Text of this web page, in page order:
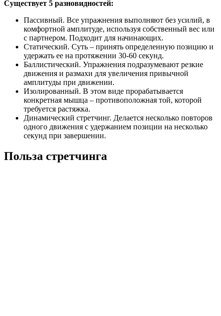
Существует 5 разновидностей:
Пассивный. Все упражнения выполняют без усилий, в
комфортной амплитуде, используя собственный вес или
с партнером. Подходит для начинающих.
Статический. Суть – принять определенную позицию и
удержать ее на протяжении 30-60 секунд.
Баллистический. Упражнения подразумевают резкие
движения и размахи для увеличения привычной
амплитуды при движении.
Изолированный. В этом виде прорабатывается
конкретная мышца – противоположная той, которой
требуется растяжка.
Динамический стретчинг. Делается несколько повторов
одного движения с удержанием позиции на несколько
секунд при завершении.
Польза стретчинга